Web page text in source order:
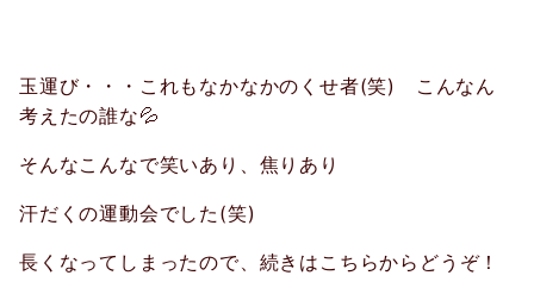
玉運び・・・これもなかなかのくせ者(笑)
こんなん
考えたの誰な💦
そんなこんなで笑いあり、焦りあり
汗だくの運動会でした (笑)
長くなってしまったので、続きはこちらからどうぞ！